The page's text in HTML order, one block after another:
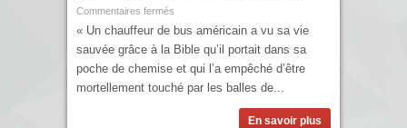
Commentaires fermés
« Un chauffeur de bus américain a vu sa vie
sauvée grâce à la Bible qu’il portait dans sa
poche de chemise et qui l’a empêché d’être
mortellement touché par les balles de...
En savoir plus